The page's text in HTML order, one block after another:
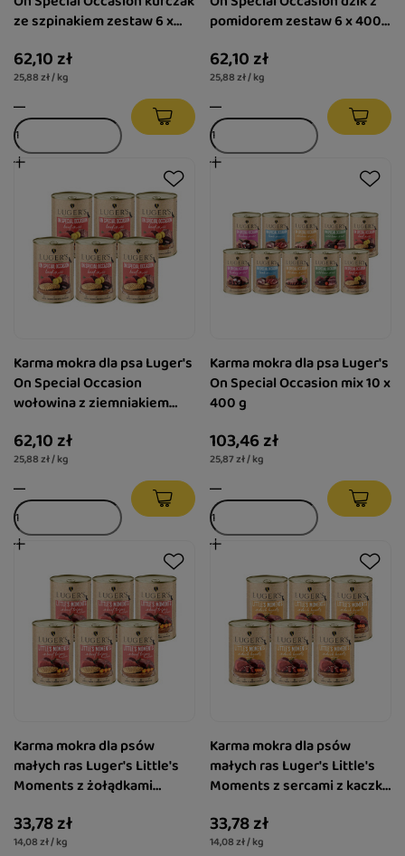
ze szpinakiem zestaw 6 x
62,10 zł
25,88 zł / kg
pomidorem zestaw 6 x 400
62,10 zł
25,88 zł / kg
Karma mokra dla psa Luger's
On Special Occasion
wołowina z ziemniakiem
62,10 zł
25,88 zł / kg
Karma mokra dla psa Luger's
On Special Occasion mix 10 x
400 g
103,46 zł
25,87 zł / kg
Karma mokra dla psów
małych ras Luger's Little's
Moments z żołądkami
400 g
33,78 zł
14,08 zł / kg
Karma mokra dla psów
małych ras Luger's Little's
Moments z sercami z kaczki
g
33,78 zł
14,08 zł / kg